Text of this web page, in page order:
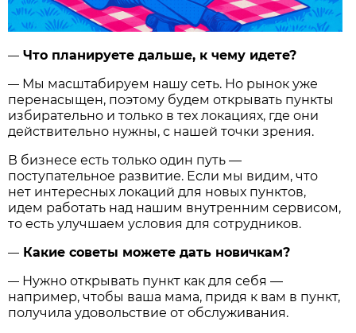
— Что планируете дальше, к чему идете?
— Мы масштабируем нашу сеть. Но рынок уже
перенасыщен, поэтому будем открывать пункты
избирательно и только в тех локациях, где они
действительно нужны, с нашей точки зрения.
В бизнесе есть только один путь —
поступательное развитие. Если мы видим, что
нет интересных локаций для новых пунктов,
идем работать над нашим внутренним сервисом,
то есть улучшаем условия для сотрудников.
— Какие советы можете дать новичкам?
— Нужно открывать пункт как для себя —
например, чтобы ваша мама, придя к вам в пункт,
получила удовольствие от обслуживания.